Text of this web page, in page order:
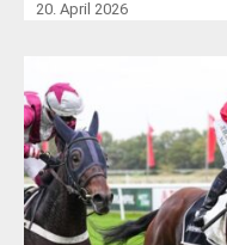
20. April 2026